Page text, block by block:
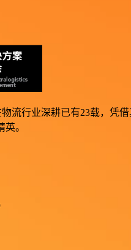
流行业深耕已有23载，凭
。